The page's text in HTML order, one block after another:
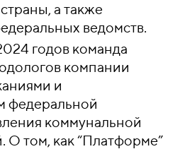
а также
ведомств.
годов команда
компании
и
федеральной
коммунальной
О том, как “Платформе”